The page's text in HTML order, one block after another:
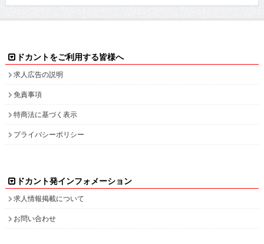
ドカントをご利用する皆様へ
特商法に基づく表示
プライバシーポリシー
ドカント発インフォメーション
ドカント本サイト以外にこちらも